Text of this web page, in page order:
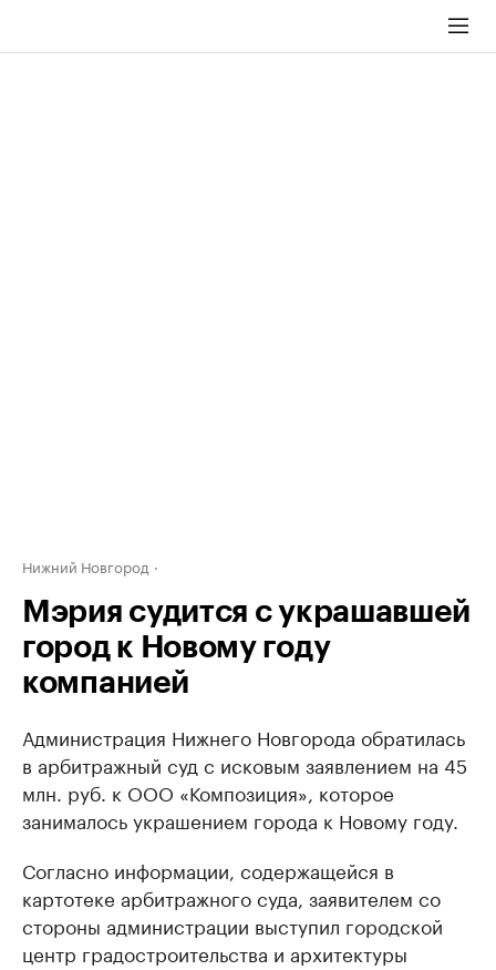
Нижний Новгород
Мэрия судится с украшавшей
город к Новому году
компанией
Администрация Нижнего Новгорода обратилась
в арбитражный суд с исковым заявлением на 45
млн. руб. к ООО «Композиция», которое
занималось украшением города к Новому году.
Согласно информации, содержащейся в
картотеке арбитражного суда, заявителем со
стороны администрации выступил городской
центр градостроительства и архитектуры